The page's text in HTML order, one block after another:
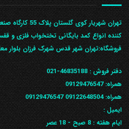
تهران شهریار کوی
کننده انواع کمد بایگانی تختخواب فلزی و
ف‍روشگاه:تهران شهر قدس شهرک فرزان بلوار
دفتر فروش :46835188-021
همراه:09129476547
همراه: 09122648504
09129476547
ایمیل :
ایام هفته :8 صبح - 18 عصر